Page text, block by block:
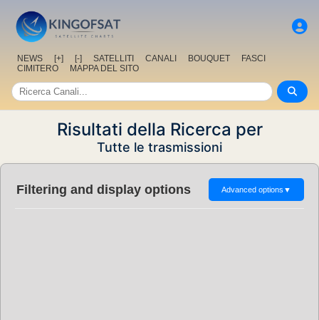
NEWS [+] [-] SATELLITI CANALI BOUQUET
FASCI
CIMITERO
MAPPA DEL SITO
Risultati della Ricerca per
Tutte le trasmissioni
Filtering and display options Advanced options ▼